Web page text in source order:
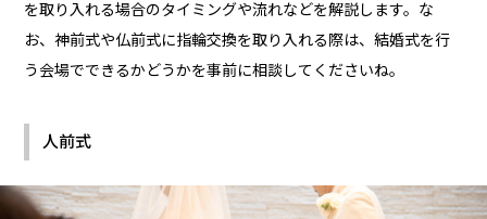
を取り入れる場合のタイミングや流れなどを解説します。な
お、神前式や仏前式に指輪交換を取り入れる際は、結婚式を行
う会場でできるかどうかを事前に相談してくださいね。
人前式